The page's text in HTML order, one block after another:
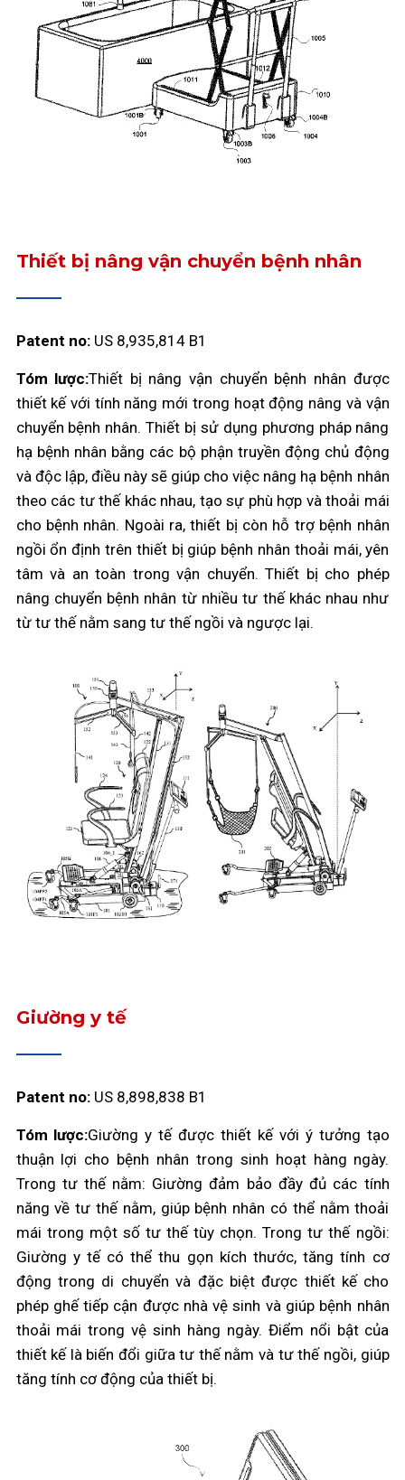
Thiết bị nâng vận chuyển bệnh nhân
Patent no:US 8,935,814 B1
Tóm lược:Thiết bị nâng vận chuyển bệnh nhân được
thiết kế với tính năng mới trong hoạt động nâng và vận
chuyển bệnh nhân. Thiết bị sử dụng phương pháp nâng
hạ bệnh nhân bằng các bộ phận truyền động chủ động
và độc lập, điều này sẽ giúp cho việc nâng hạ bệnh nhân
theo các tư thế khác nhau, tạo sự phù hợp và thoải mái
cho bệnh nhân. Ngoài ra, thiết bị còn hỗ trợ bệnh nhân
ngồi ổn định trên thiết bị giúp bệnh nhân thoải mái, yên
tâm và an toàn trong vận chuyển. Thiết bị cho phép
nâng chuyển bệnh nhân từ nhiều tư thế khác nhau như
từ tư thế nằm sang tư thế ngồi và ngược lại.
Giường y tế
Patent no:US 8,898,838 B1
Tóm lược:Giường y tế được thiết kế với ý tưởng tạo
thuận lợi cho bệnh nhân trong sinh hoạt hàng ngày.
Trong tư thế nằm: Giường đảm bảo đầy đủ các tính
năng về tư thế nằm, giúp bệnh nhân có thể nằm thoải
mái trong một số tư thế tùy chọn. Trong tư thế ngồi:
Giường y tế có thể thu gọn kích thước, tăng tính cơ
động trong di chuyển và đặc biệt được thiết kế cho
phép ghế tiếp cận được nhà vệ sinh và giúp bệnh nhân
thoải mái trong vệ sinh hàng ngày. Điểm nổi bật của
thiết kế là biến đổi giữa tư thế nằm và tư thế ngồi, giúp
tăng tính cơ động của thiết bị.